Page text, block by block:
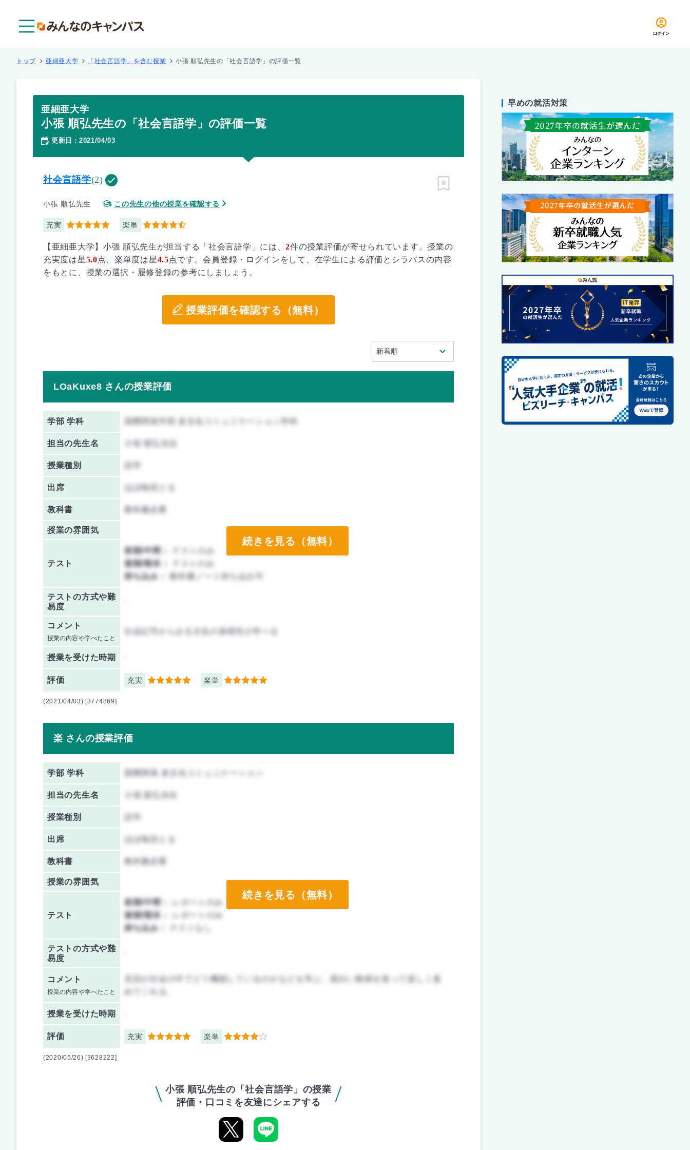
ログイン
トップ 亜細亜大学 「社会言語学」を含む授業 小張 順弘先生の「社会言語学」の評価一覧
亜細亜大学
小張 順弘先生の「社会言語学」の評価一覧
更新日 ： 2021/04/03
社会言語学(2)
小張 順弘先生 この先生の他の授業を確認する
充実 5 楽単 4.5
ピン留め
【亜細亜大学】小張 順弘先生が担当する「社会言語学」には、2件の授業評価が寄せられています。授業の
充実度は星5.0点、楽単度は星4.5点です。会員登録・ログインをして、在学生による評価とシラバスの内容
をもとに、授業の選択・履修登録の参考にしましょう。
授業評価を確認する（無料）
LOaKuxe8 さんの授業評価
学部 学科 国際関係学部 多文化コミュニケーション学科
担当の先生名
授業種別
出席 ほぼ毎回とる
教科書 教科書必要
授業の雰囲気
テスト
前期/中間：
テストのみ
後期/期末：
テストのみ
持ち込み：
教科書ノート持ち込み可
テストの方式や難
易度
コメント
授業の内容や学べたこと
社会記号からみる文化の多様性が学べる
授業を受けた時期
評価 充実 5 楽単 5
続きを見る（無料）
(2021/04/03) [3774869]
楽 さんの授業評価
学部 学科 国際関係 多文化コミュニケーション
担当の先生名
授業種別
出席 ほぼ毎回とる
教科書 教科書必要
授業の雰囲気
テスト
前期/中間：
レポートのみ
後期/期末：
レポートのみ
持ち込み：
テストの方式や難
易度
コメント
授業の内容や学べたこと
言語が社会の中でどう機能しているのかなどを学ぶ。面白い動画を使って楽しく進
めてくれる。
授業を受けた時期
評価 充実 5 楽単 4
続きを見る（無料）
(2020/05/26) [3628222]
小張 順弘先生の「社会言語学」の授業
評価・口コミを友達にシェアする
早めの就活対策